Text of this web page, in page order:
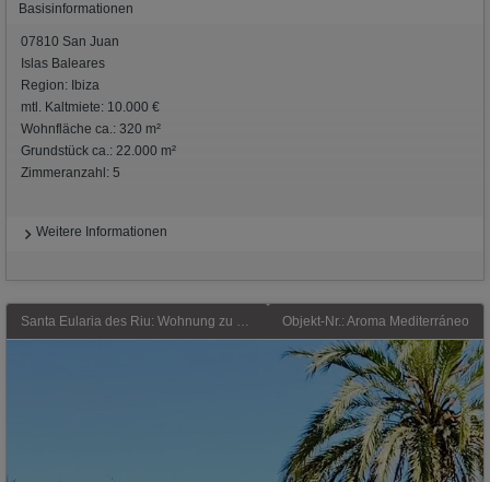
Basisinformationen
07810 San Juan
Islas Baleares
Region: Ibiza
mtl. Kaltmiete: 10.000 €
Wohnfläche ca.: 320 m²
Grundstück ca.: 22.000 m²
Zimmeranzahl: 5
Weitere Informationen
Santa Eularia des Riu: Wohnung zu verkaufen: 92 m² große Wohnung in der ruhigen und begehrten Gegend Siesta in Santa Eulalia del Río (Ibiza) zu verkaufen, nur wenige Gehminu Objekt-Nr.: Aroma Mediterráneo